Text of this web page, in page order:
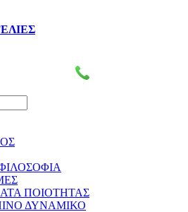
ΠΟΙΟΤΗΤΑΣ
ΔΥΝΑΜΙΚΟ